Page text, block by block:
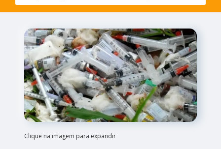
Clique na imagem para expandir